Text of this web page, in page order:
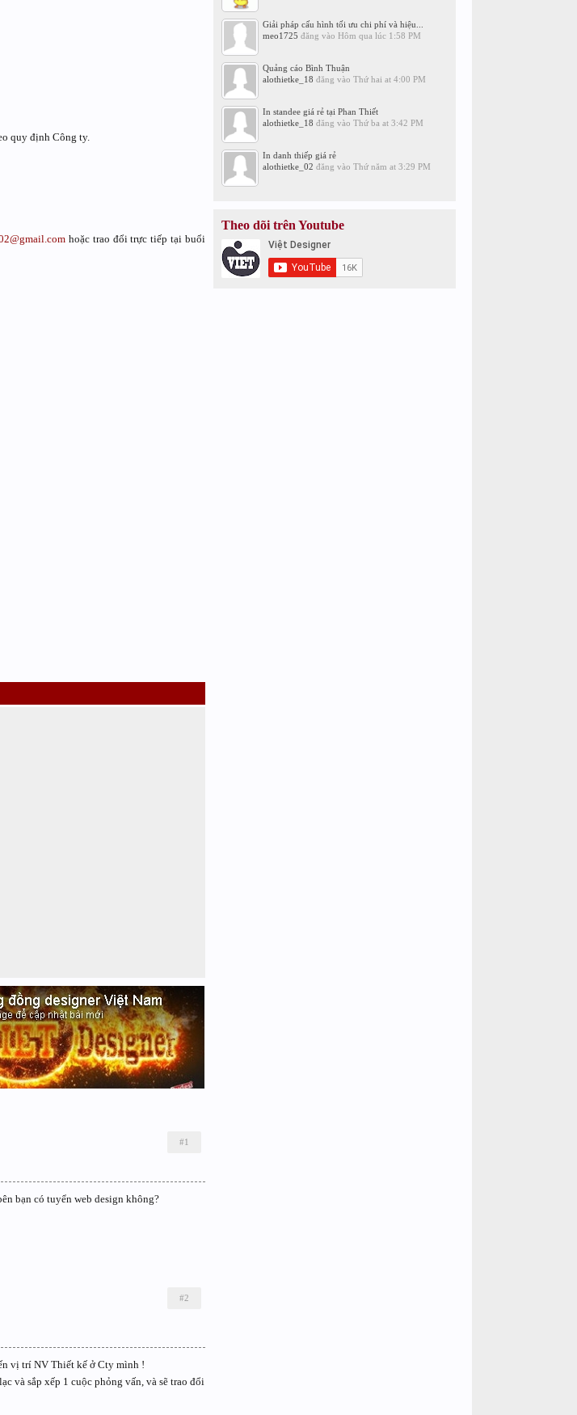
quy định Công ty.
hoặc trao đổi trực tiếp tại buổi
#1
bạn có tuyển web design không?
#2
vị trí NV Thiết kế ở Cty mình !
và sắp xếp 1 cuộc phỏng vấn, và sẽ trao đổi
Giải pháp cấu hình tối ưu chi phí và hiệu...
meo1725 đăng vào Hôm qua lúc 1:58 PM
Quảng cáo Bình Thuận
alothietke_18 đăng vào Thứ hai at 4:00 PM
In standee giá rẻ tại Phan Thiết
alothietke_18 đăng vào Thứ ba at 3:42 PM
In danh thiếp giá rẻ
alothietke_02 đăng vào Thứ năm at 3:29 PM
Theo dõi trên Youtube